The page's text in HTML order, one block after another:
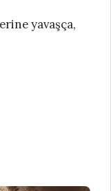
yavaşça,